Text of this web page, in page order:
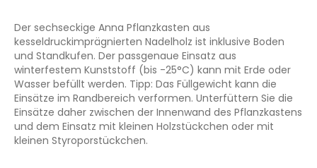
Der sechseckige Anna Pflanzkasten aus
kesseldruckimprägnierten Nadelholz ist inklusive Boden
und Standkufen. Der passgenaue Einsatz aus
winterfestem Kunststoff (bis -25°C) kann mit Erde oder
Wasser befüllt werden. Tipp: Das Füllgewicht kann die
Einsätze im Randbereich verformen. Unterfüttern Sie die
Einsätze daher zwischen der Innenwand des Pflanzkastens
und dem Einsatz mit kleinen Holzstückchen oder mit
kleinen Styroporstückchen.